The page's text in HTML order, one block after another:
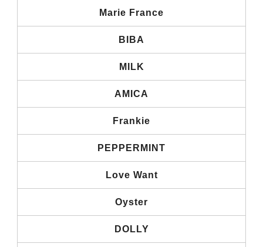
Marie France
BIBA
MILK
AMICA
Frankie
PEPPERMINT
Love Want
Oyster
DOLLY